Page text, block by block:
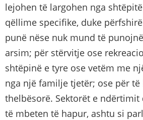
lejohen të largohen nga
qëllime specifike, duke
punë nëse nuk mund të
arsim; për stërvitje ose
shtëpinë e tyre ose vetëm me
nga një familje tjetër; ose për
thelbësorë. Sektorët e
të mbeten të hapur, ashtu si